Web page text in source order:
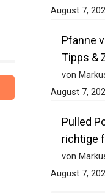
August 7,
Pfanne
Tipps &
von
August 7,
Pulled
richtige
von
August 7,